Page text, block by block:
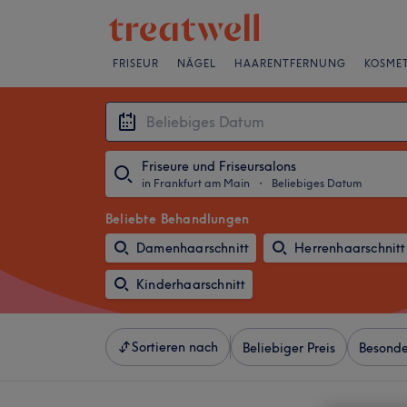
FRISEUR NÄGEL HAARENTFERNUNG
Friseure und Friseursalons
in Frankfurt am Main ・ Beliebiges Datum
Beliebte Behandlungen
Damenhaarschnitt
Herrenhaarschnitt
Kinderhaarschnitt
Sortieren nach Beliebiger Preis